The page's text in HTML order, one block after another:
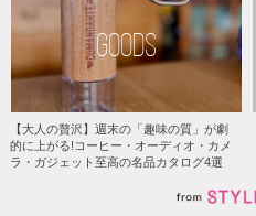
GOODS
【大人の贅沢】週末の「趣味の質」が劇
的に上がる!コーヒー・オーディオ・カメ
ラ・ガジェット至高の名品カタログ4選